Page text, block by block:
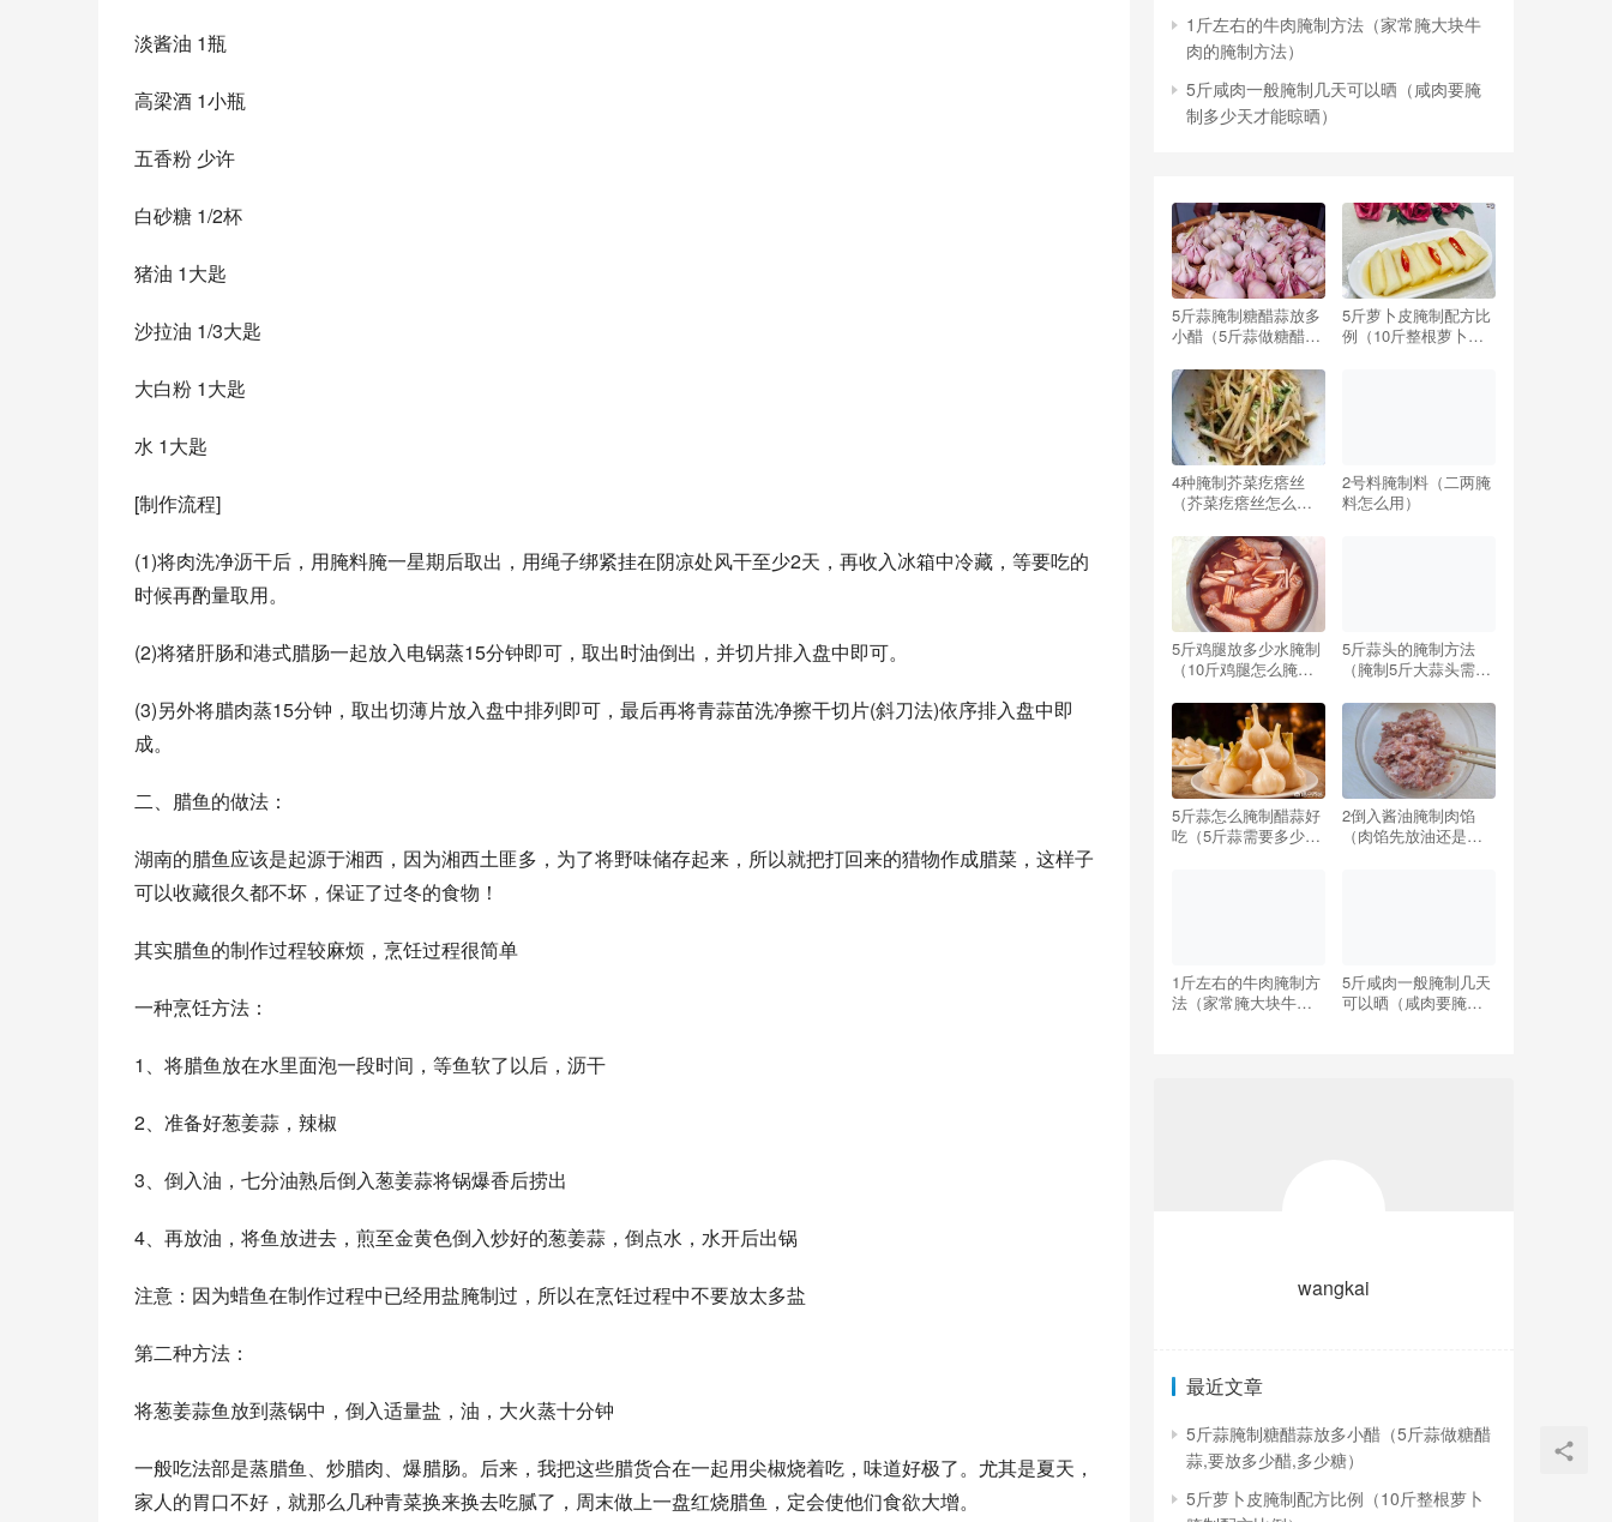
淡酱油 1瓶
高梁酒 1小瓶
五香粉 少许
白砂糖 1/2杯
猪油 1大匙
沙拉油 1/3大匙
大白粉 1大匙
水 1大匙
[制作流程]
(1)将肉洗净沥干后，用腌料腌一星期后取出，用绳子绑紧挂在阴凉处风干至少2天，再收入冰箱中冷藏，等要吃的
时候再酌量取用。
(2)将猪肝肠和港式腊肠一起放入电锅蒸15分钟即可，取出时油倒出，并切片排入盘中即可。
(3)另外将腊肉蒸15分钟，取出切薄片放入盘中排列即可，最后再将青蒜苗洗净擦干切片(斜刀法)依序排入盘中即
成。
二、腊鱼的做法：
湖南的腊鱼应该是起源于湘西，因为湘西土匪多，为了将野味储存起来，所以就把打回来的猎物作成腊菜，这样子
可以收藏很久都不坏，保证了过冬的食物！
其实腊鱼的制作过程较麻烦，烹饪过程很简单
一种烹饪方法：
1、将腊鱼放在水里面泡一段时间，等鱼软了以后，沥干
2、准备好葱姜蒜，辣椒
3、倒入油，七分油熟后倒入葱姜蒜将锅爆香后捞出
4、再放油，将鱼放进去，煎至金黄色倒入炒好的葱姜蒜，倒点水，水开后出锅
注意：因为蜡鱼在制作过程中已经用盐腌制过，所以在烹饪过程中不要放太多盐
第二种方法：
将葱姜蒜鱼放到蒸锅中，倒入适量盐，油，大火蒸十分钟
一般吃法部是蒸腊鱼、炒腊肉、爆腊肠。后来，我把这些腊货合在一起用尖椒烧着吃，味道好极了。尤其是夏天，
家人的胃口不好，就那么几种青菜换来换去吃腻了，周末做上一盘红烧腊鱼，定会使他们食欲大增。
1斤左右的牛肉腌制方法（家常腌大块牛
肉的腌制方法）
5斤咸肉一般腌制几天可以晒（咸肉要腌
制多少天才能晾晒）
5斤蒜腌制糖醋蒜放多
小醋（5斤蒜做糖醋蒜,
5斤萝卜皮腌制配方比
例（10斤整根萝卜腌
4种腌制芥菜疙瘩丝
（芥菜疙瘩丝怎么腌
2号料腌制料（二两腌
料怎么用）
5斤鸡腿放多少水腌制
（10斤鸡腿怎么腌制
5斤蒜头的腌制方法
（腌制5斤大蒜头需要
5斤蒜怎么腌制醋蒜好
吃（5斤蒜需要多少糖
2倒入酱油腌制肉馅
（肉馅先放油还是先
1斤左右的牛肉腌制方
法（家常腌大块牛肉
5斤咸肉一般腌制几天
可以晒（咸肉要腌制
wangkai
最近文章
5斤蒜腌制糖醋蒜放多小醋（5斤蒜做糖醋
蒜,要放多少醋,多少糖）
5斤萝卜皮腌制配方比例（10斤整根萝卜